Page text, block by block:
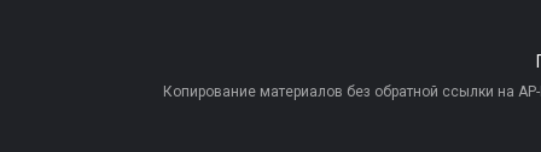
Копирование материалов без обратной ссылки на